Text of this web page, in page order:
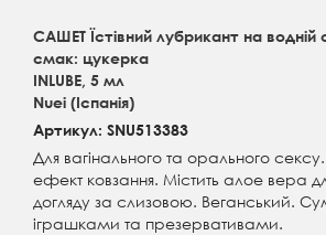
САШЕТ Їстівний лубрикант на водній
смак: цукерка
INLUBE, 5 мл
Nuei (Іспанія)
Артикул: SNU513383
Для вагінального та орального
ефект ковзання. Містить алое вера
догляду за слизовою. Веганський.
іграшками та презервативами.